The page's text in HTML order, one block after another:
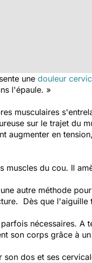
une douleur
l'épaule. »
musculaires
sur le trajet du
augmenter en
du cou. Il
autre méthode
Dès que l'aiguille
nécessaires. A
son corps grâce à
dos et ses